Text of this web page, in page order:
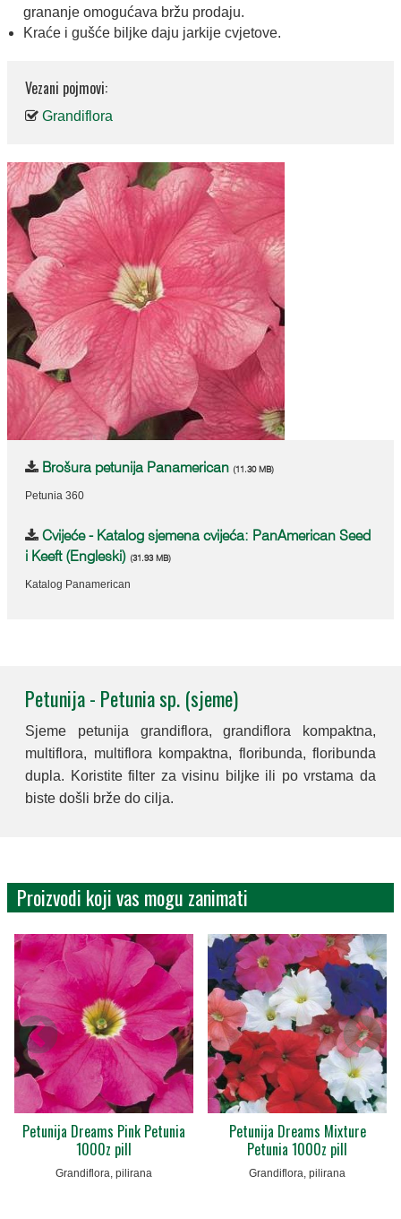
grananje omogućava bržu prodaju.
Kraće i gušće biljke daju jarkije cvjetove.
Vezani pojmovi:
Grandiflora
Brošura petunija Panamerican (11.30 MB)
Petunia 360
Cvijeće - Katalog sjemena cvijeća: PanAmerican Seed
i Keeft (Engleski) (31.93 MB)
Katalog Panamerican
Petunija - Petunia sp. (sjeme)
Sjeme petunija grandiflora, grandiflora kompaktna,
multiflora, multiflora kompaktna, floribunda, floribunda
dupla. Koristite filter za visinu biljke ili po vrstama da
biste došli brže do cilja.
Proizvodi koji vas mogu zanimati
Petunija Dreams Pink Petunia
1000z pill
Grandiflora, pilirana
Petunija Dreams Mixture
Petunia 1000z pill
Grandiflora, pilirana